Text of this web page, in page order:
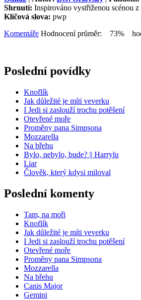
Shrnutí: Inspirováno vystřiženou scénou
Klíčová slova: pwp
Komentáře Hodnocení průměr: 73%
Poslední povídky
Knoflík
Jak důležité je míti veverku
I Jedi si zaslouží trochu potěšení
Otevřené moře
Proměny pana Simpsona
Mozzarella
Na břehu
Bylo, nebylo, bude? || Harrylu
Liar
Člověk, který kdysi miloval
Poslední komenty
Tam, na moři
Knoflík
Jak důležité je míti veverku
I Jedi si zaslouží trochu potěšení
Otevřené moře
Proměny pana Simpsona
Mozzarella
Na břehu
Canis Major
Gemini